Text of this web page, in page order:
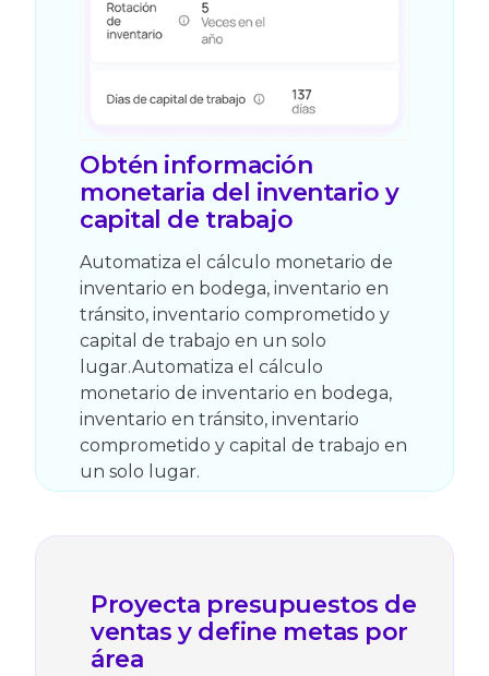
Obtén información
monetaria del inventario y
capital de trabajo
Automatiza el cálculo monetario de
inventario en bodega, inventario en
tránsito, inventario comprometido y
capital de trabajo en un solo
lugar.Automatiza el cálculo
monetario de inventario en bodega,
inventario en tránsito, inventario
comprometido y capital de trabajo en
un solo lugar.
Proyecta presupuestos de
ventas y define metas por
área